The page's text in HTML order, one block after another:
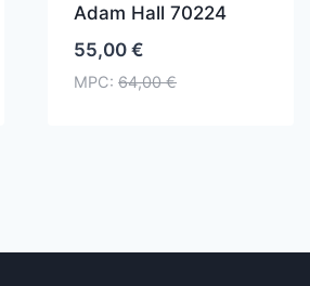
Adam Hall 70224
55,00€
MPC:64,00€